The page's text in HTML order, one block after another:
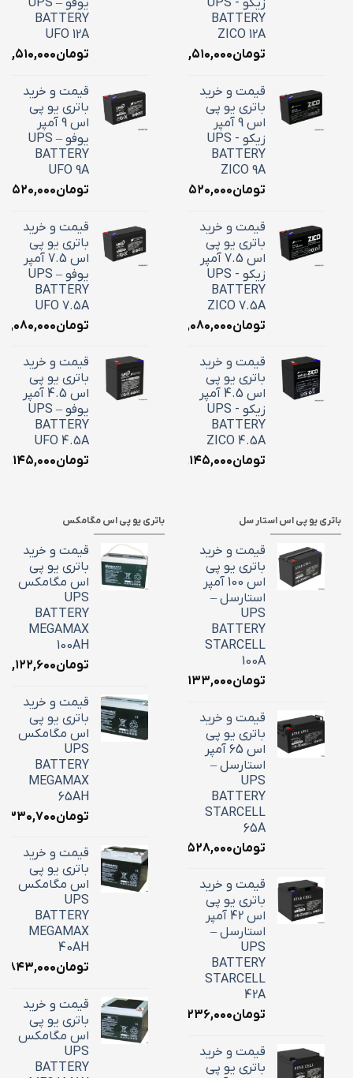
زیکو - UPS
BATTERY
ZICO 12A
تومان۴,۵۱۰,۰۰۰
قیمت و خرید
باتری یو پی
اس 9 آمپر
زیکو - UPS
BATTERY
ZICO 9A
تومان۳,۵۲۰,۰۰۰
قیمت و خرید
باتری یو پی
اس 7.5 آمپر
زیکو - UPS
BATTERY
ZICO 7.5A
تومان۳,۰۸۰,۰۰۰
قیمت و خرید
باتری یو پی
اس 4.5 آمپر
زیکو - UPS
BATTERY
ZICO 4.5A
تومان۲,۱۴۵,۰۰۰
یوفو – UPS
BATTERY
UFO 12A
تومان۴,۵۱۰,۰۰۰
قیمت و خرید
باتری یو پی
اس 9 آمپر
یوفو – UPS
BATTERY
UFO 9A
تومان۳,۵۲۰,۰۰۰
قیمت و خرید
باتری یو پی
اس 7.5 آمپر
یوفو – UPS
BATTERY
UFO 7.5A
تومان۳,۰۸۰,۰۰۰
قیمت و خرید
باتری یو پی
اس 4.5 آمپر
یوفو – UPS
BATTERY
UFO 4.5A
تومان۲,۱۴۵,۰۰۰
باتری یو پی اس استار سل
قیمت و خرید
باتری یو پی
اس 100 آمپر
استارسل –
UPS
BATTERY
STARCELL
100A
تومان۳۴,۱۳۳,۰۰۰
قیمت و خرید
باتری یو پی
اس 65 آمپر
استارسل –
UPS
BATTERY
STARCELL
65A
تومان۲۲,۵۲۸,۰۰۰
قیمت و خرید
باتری یو پی
اس 42 آمپر
استارسل –
UPS
BATTERY
STARCELL
42A
تومان۱۶,۲۳۶,۰۰۰
قیمت و خرید
باتری یو پی
باتری یو پی اس مگامکس
قیمت و خرید
باتری یو پی
اس مگامکس
UPS
BATTERY
MEGAMAX
100AH
تومان
قیمت و خرید
باتری یو پی
اس مگامکس
UPS
BATTERY
MEGAMAX
65AH
تومان
قیمت و خرید
باتری یو پی
اس مگامکس
UPS
BATTERY
MEGAMAX
40AH
تومان
قیمت و خرید
باتری یو پی
اس مگامکس
UPS
BATTERY